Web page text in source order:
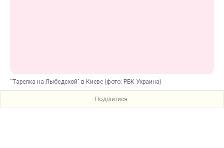
"Тарелка на Лыбедской" в Киеве (фото: РБК-Украина)
Поділитися: